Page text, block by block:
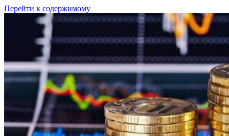
Перейти к содержимому